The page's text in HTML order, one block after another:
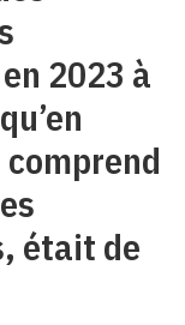
2023 à
était de